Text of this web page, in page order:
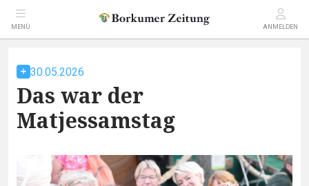
MENÜ ANMELDEN
30.05.2026
Das war der
Matjessamstag